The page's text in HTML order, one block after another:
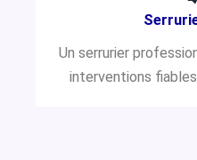
Un serrurier
interventions